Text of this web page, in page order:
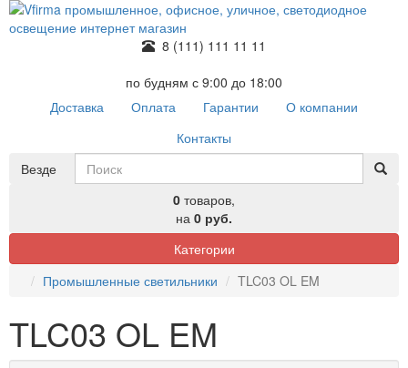
8 (111) 111 11 11
по будням с 9:00 до 18:00
Доставка
Оплата Гарантии
О компании
Контакты
Везде
0 товаров,
на 0 руб.
Категории
Промышленные светильники
TLC03 OL EM
TLC03 OL EM